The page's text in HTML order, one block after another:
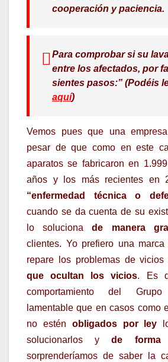
cooperación y paciencia.
Para comprobar si su
entre los afectados, por
sientes pasos:” (Podéis
aquí)
Vemos pues que una
pesar de que como en este
aparatos se fabricaron en
años y los más recientes en
“enfermedad técnica o
cuando se da cuenta de su
lo solucionade manera
clientes. Yo prefiero una
repare los problemas de
que ocultan los vicios. Es
comportamiento del
lamentable que en casos como
no estén obligados por ley
solucionarlos yde forma
sorprenderíamos de saber la